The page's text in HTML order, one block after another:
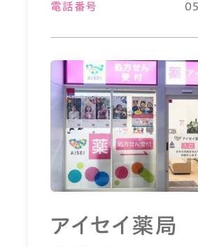
電話番号
アイセイ薬局